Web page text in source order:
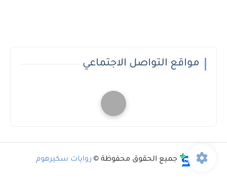
مواقع التواصل الاجتماعي
جميع الحقوق محفوظة © روايات سكيرهوم